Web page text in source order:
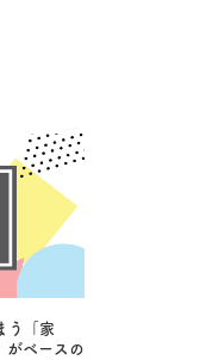
う「家
がベースの